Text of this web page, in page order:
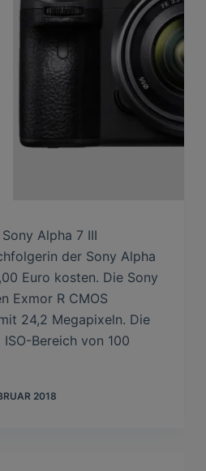
Alpha 7 III
der Sony Alpha
Euro kosten. Die Sony
Exmor R CMOS
24,2 Megapixeln. Die
Bereich von 100
2018